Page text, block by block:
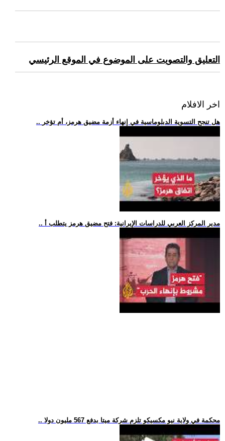
التعليق والتصويت على الموضوع في الموقع الرئيسي
اخر الافلام
.. هل تنجح التسوية الدبلوماسية في إنهاء أزمة مضيق هرمز، أم تؤخر
.. مدير المركز العربي للدراسات الإيرانية: فتح مضيق هرمز يتطلب أ
.. محكمة في ولاية نيو مكسيكو تلزم شركة ميتا بدفع 567 مليون دولا